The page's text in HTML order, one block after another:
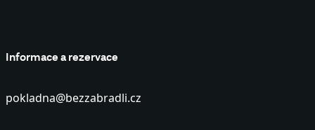
Informace a rezervace
pokladna@bezzabradli.cz